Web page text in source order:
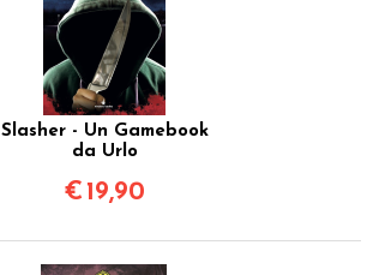
Slasher - Un Gamebook
da Urlo
€ 19,90